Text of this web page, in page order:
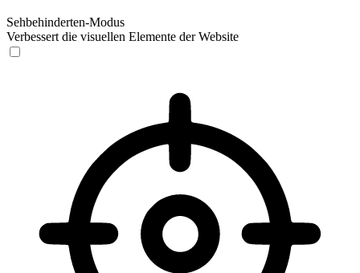
Sehbehinderten-Modus
Verbessert die visuellen Elemente der Website